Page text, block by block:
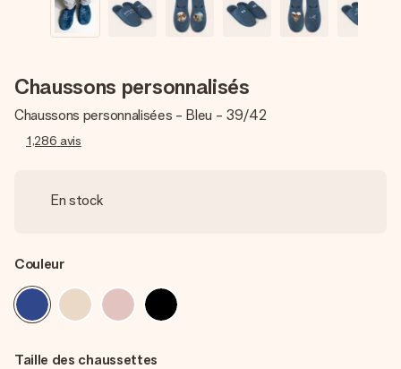
Chaussons personnalisés
Chaussons personnalisées - Bleu - 39/42
1,286 avis
En stock
Couleur
Taille des chaussettes